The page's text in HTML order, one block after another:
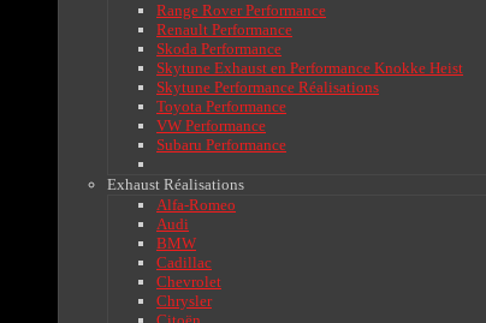
Range Rover Performance
Renault Performance
Skoda Performance
Skytune Exhaust en Performance Knokke Heist
Skytune Performance Réalisations
Toyota Performance
VW Performance
Subaru Performance
Exhaust Réalisations
Alfa-Romeo
Audi
BMW
Cadillac
Chevrolet
Chrysler